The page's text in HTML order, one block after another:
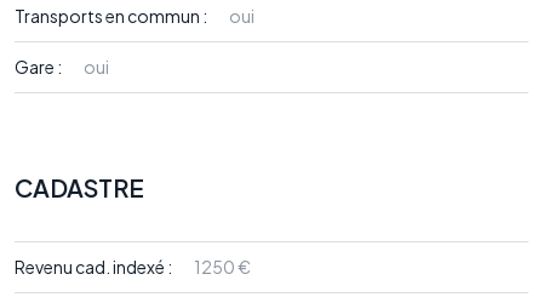
Transports en commun : oui
Gare : oui
CADASTRE
Revenu cad. indexé : 1250 €